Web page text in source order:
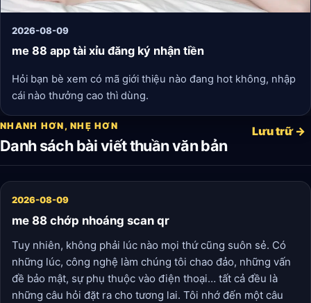
2026-08-09
me 88 app tài xỉu đăng ký nhận tiền
Hỏi bạn bè xem có mã giới thiệu nào đang hot không, nhập
cái nào thưởng cao thì dùng.
NHANH HƠN, NHẸ HƠN
Danh sách bài viết thuần văn bản
Lưu trữ →
2026-08-09
me 88 chớp nhoáng scan qr
Tuy nhiên, không phải lúc nào mọi thứ cũng suôn sẻ. Có
những lúc, công nghệ làm chúng tôi chao đảo, những vấn
đề bảo mật, sự phụ thuộc vào điện thoại… tất cả đều là
những câu hỏi đặt ra cho tương lai. Tôi nhớ đến một câu